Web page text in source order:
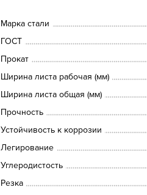
Марка стали
ГОСТ
Прокат
Ширина листа рабочая (мм)
Ширина листа общая (мм)
Прочность
Устойчивость к коррозии
Легирование
Углеродистость
Резка